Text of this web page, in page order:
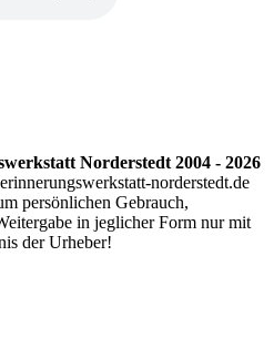
Norderstedt 2004 - 2026
norderstedt.de
persönlichen Gebrauch,
in jeglicher Form nur mit
der Urheber!